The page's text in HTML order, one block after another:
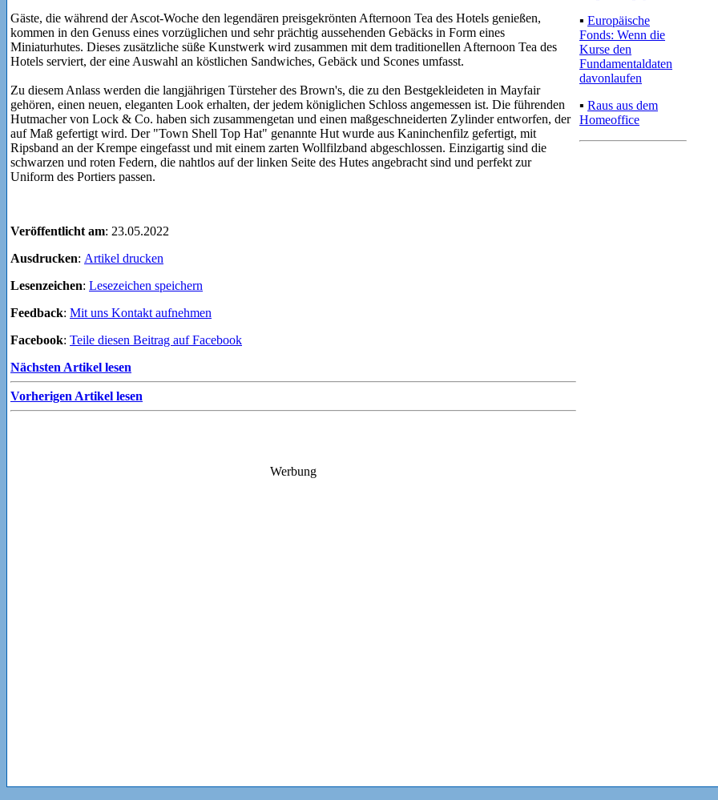
Gäste, die während der Ascot-Woche den legendären preisgekrönten Afternoon Tea des Hotels genießen,
kommen in den Genuss eines vorzüglichen und sehr prächtig aussehenden Gebäcks in Form eines
Miniaturhutes. Dieses zusätzliche süße Kunstwerk wird zusammen mit dem traditionellen Afternoon Tea des
Hotels serviert, der eine Auswahl an köstlichen Sandwiches, Gebäck und Scones umfasst.
Zu diesem Anlass werden die langjährigen Türsteher des Brown's, die zu den Bestgekleideten in Mayfair
gehören, einen neuen, eleganten Look erhalten, der jedem königlichen Schloss angemessen ist. Die führenden
Hutmacher von Lock & Co. haben sich zusammengetan und einen maßgeschneiderten Zylinder entworfen, der
auf Maß gefertigt wird. Der "Town Shell Top Hat" genannte Hut wurde aus Kaninchenfilz gefertigt, mit
Ripsband an der Krempe eingefasst und mit einem zarten Wollfilzband abgeschlossen. Einzigartig sind die
schwarzen und roten Federn, die nahtlos auf der linken Seite des Hutes angebracht sind und perfekt zur
Uniform des Portiers passen.
Veröffentlicht am: 23.05.2022
Ausdrucken: Artikel drucken
Lesenzeichen: Lesezeichen speichern
Feedback: Mit uns Kontakt aufnehmen
Facebook: Teile diesen Beitrag auf Facebook
Nächsten Artikel lesen
Vorherigen Artikel lesen
▪ Europäische
Fonds: Wenn die
Kurse den
Fundamentaldaten
davonlaufen
▪ Raus aus dem
Homeoffice
Werbung